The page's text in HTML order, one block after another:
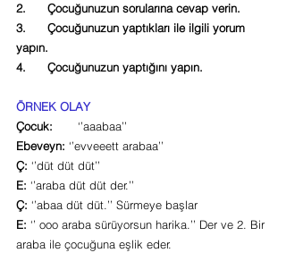
2.      Çocuğunuzun sorularına cevap verin.
3.      Çocuğunuzun yaptıkları ile ilgili yorum
yapın.
4.      Çocuğunuzun yaptığını yapın.
ÖRNEK OLAY
Çocuk: ‘’aaabaa’’
Ebeveyn: ‘’evveeett arabaa’’
Ç: ‘’düt düt düt’’
E: ‘’araba düt düt der.’’
Ç: ‘’abaa düt düt.’’ Sürmeye başlar
E: ‘’ ooo araba sürüyorsun harika.’’ Der ve 2. Bir
araba ile çocuğuna eşlik eder.